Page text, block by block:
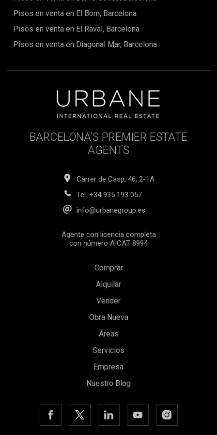
Pisos en venta en El Born, Barcelona
Pisos en venta en El Raval, Barcelona
Pisos en venta en Diagonal Mar, Barcelona
BARCELONA’S PREMIER ESTATE
AGENTS
Carrer de Casp, 46, 2-1A
Tel. +34 935 193 057
info@urbanegroup.es
Agente con licencia completa
con número AICAT 8994
Comprar
Alquilar
Vender
Obra Nueva
Áreas
Servicios
Empresa
Nuestro Blog
Guardar configuración Aceptar todas